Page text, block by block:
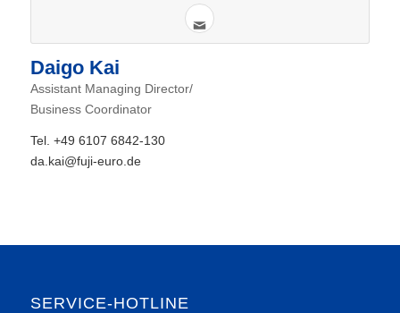
Daigo Kai
Assistant Managing Director/
Business Coordinator
Tel. +49 6107 6842-130
da.kai@fuji-euro.de
SERVICE-HOTLINE